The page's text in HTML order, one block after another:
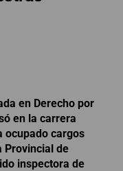
en Derecho por
en la carrera
ocupado cargos
Provincial de
inspectora de